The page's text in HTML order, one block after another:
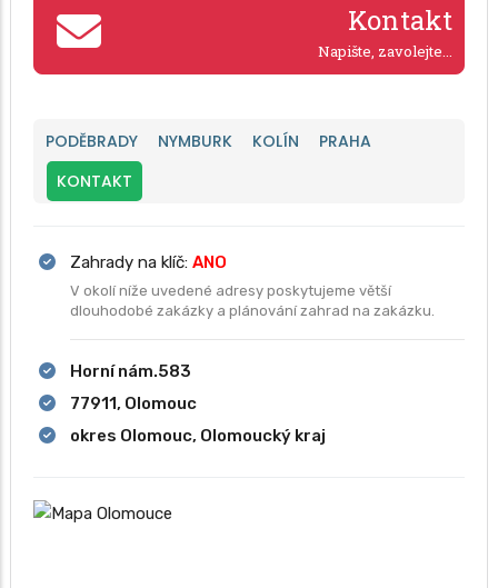
Kontakt
Napište, zavolejte...
PODĚBRADY NYMBURK KOLÍN
PRAHA
KONTAKT
Zahrady na klíč: ANO
V okolí níže uvedené adresy poskytujeme větší
dlouhodobé zakázky a plánování zahrad na zakázku.
Horní nám.583
77911, Olomouc
okres Olomouc, Olomoucký kraj